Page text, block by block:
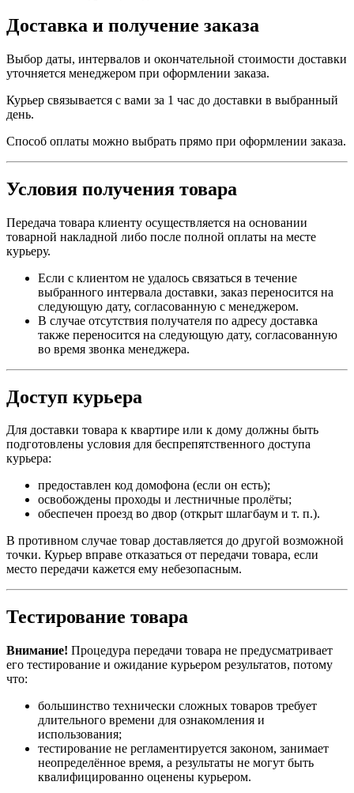
Доставка и получение заказа
Выбор даты, интервалов и окончательной стоимости доставки
уточняется менеджером при оформлении заказа.
Курьер связывается с вами за 1 час до доставки в выбранный
день.
Способ оплаты можно выбрать прямо при оформлении заказа.
Условия получения товара
Передача товара клиенту осуществляется на основании
товарной накладной либо после полной оплаты на месте
курьеру.
Если с клиентом не удалось связаться в течение
выбранного интервала доставки, заказ переносится на
следующую дату, согласованную с менеджером.
В случае отсутствия получателя по адресу доставка
также переносится на следующую дату, согласованную
во время звонка менеджера.
Доступ курьера
Для доставки товара к квартире или к дому должны быть
подготовлены условия для беспрепятственного доступа
курьера:
предоставлен код домофона (если он есть);
освобождены проходы и лестничные пролёты;
обеспечен проезд во двор (открыт шлагбаум и т. п.).
В противном случае товар доставляется до другой возможной
точки. Курьер вправе отказаться от передачи товара, если
место передачи кажется ему небезопасным.
Тестирование товара
Внимание! Процедура передачи товара не предусматривает
его тестирование и ожидание курьером результатов, потому
что:
большинство технически сложных товаров требует
длительного времени для ознакомления и
использования;
тестирование не регламентируется законом, занимает
неопределённое время, а результаты не могут быть
квалифицированно оценены курьером.